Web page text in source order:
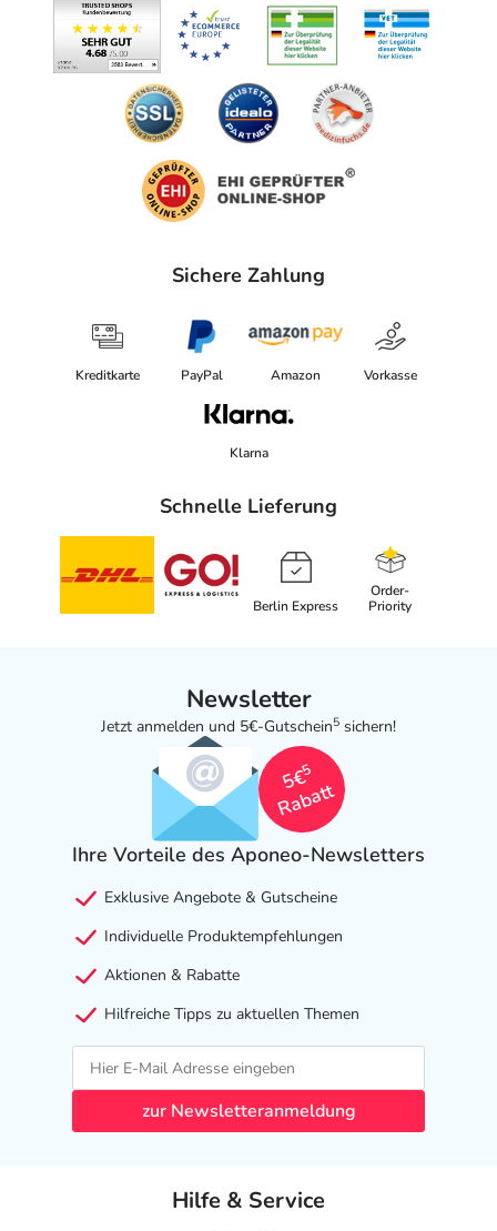
Sichere Zahlung
Kreditkarte PayPal Amazon Vorkasse
Klarna
Schnelle Lieferung
Berlin Express
Order-
Priority
Newsletter
Jetzt anmelden und 5€-Gutschein5 sichern!
5€
5
Rabatt
Ihre Vorteile des Aponeo-Newsletters
Exklusive Angebote & Gutscheine
Individuelle Produktempfehlungen
Aktionen & Rabatte
Hilfreiche Tipps zu aktuellen Themen
zur Newsletteranmeldung
Hilfe & Service